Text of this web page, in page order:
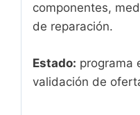
componentes,
de reparación.
Estado: programa
validación de